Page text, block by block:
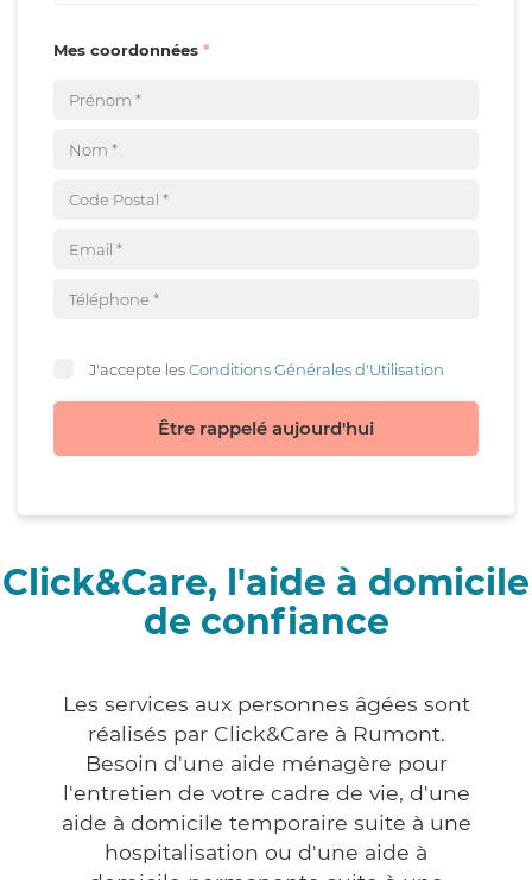
Mes coordonnées
J'accepte lesConditions Générales d'Utilisation
Être rappelé aujourd'hui
Click&Care, l'aide à domicile
de confiance
Les services aux personnes âgées sont
réalisés par Click&Care à Rumont.
Besoin d'une aide ménagère pour
l'entretien de votre cadre de vie, d'une
aide à domicile temporaire suite à une
hospitalisation ou d'une aide à